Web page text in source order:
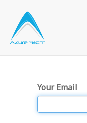
Your Email